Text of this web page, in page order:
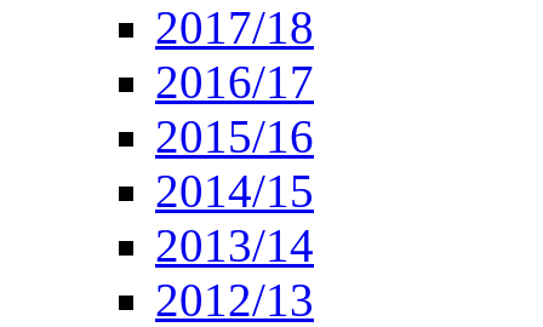
2017/18
2016/17
2015/16
2014/15
2013/14
2012/13